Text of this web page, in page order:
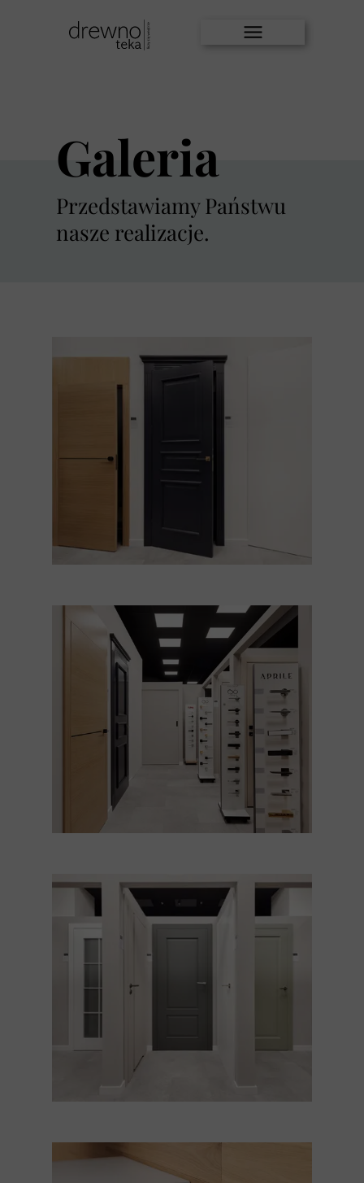
Galeria
Przedstawiamy Państwu
nasze realizacje.